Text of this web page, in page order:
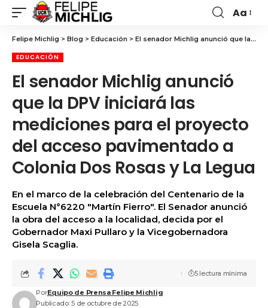
Aa
Felipe Michlig > Blog > Educación > El senador Michlig anunció que la DPV iniciará las mediciones para el proyecto del acceso pavimentado a Colonia Dos Rosas y La Legua
EDUCACIÓN
El senador Michlig anunció
que la DPV iniciará las
mediciones para el proyecto
del acceso pavimentado a
Colonia Dos Rosas y La Legua
En el marco de la celebración del Centenario de la
Escuela N°6220 "Martín Fierro". El Senador anunció
la obra del acceso a la localidad, decida por el
Gobernador Maxi Pullaro y la Vicegobernadora
Gisela Scaglia.
PorEquipo de Prensa Felipe Michlig
Publicado: 5 de octubre de 2025
5 lectura mínima